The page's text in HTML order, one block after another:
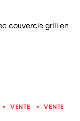
couvercle grill en
VENTE VENTE